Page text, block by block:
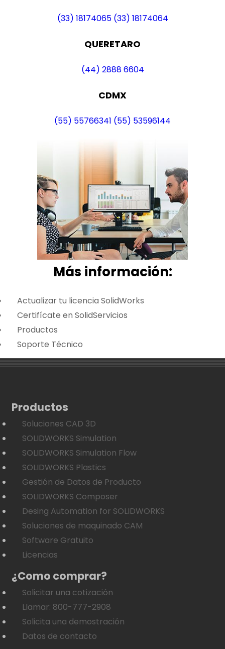
(33) 18174065 (33) 18174064
QUERETARO
(44) 2888 6604
CDMX
(55) 55766341 (55) 53596144
Más información:
Actualizar tu licencia SolidWorks
Certifícate en SolidServicios
Productos
Soporte Técnico
Productos
Soluciones CAD 3D
SOLIDWORKS Simulation
SOLIDWORKS Simulation Flow
SOLIDWORKS Plastics
Gestión de Datos de Producto
SOLIDWORKS Composer
Desing Automation for SOLIDWORKS
Soluciones de maquinado CAM
Software Gratuito
Licencias
¿Como comprar?
Solicitar una cotización
Llamar: 800-777-2908
Solicita una demostración
Datos de contacto